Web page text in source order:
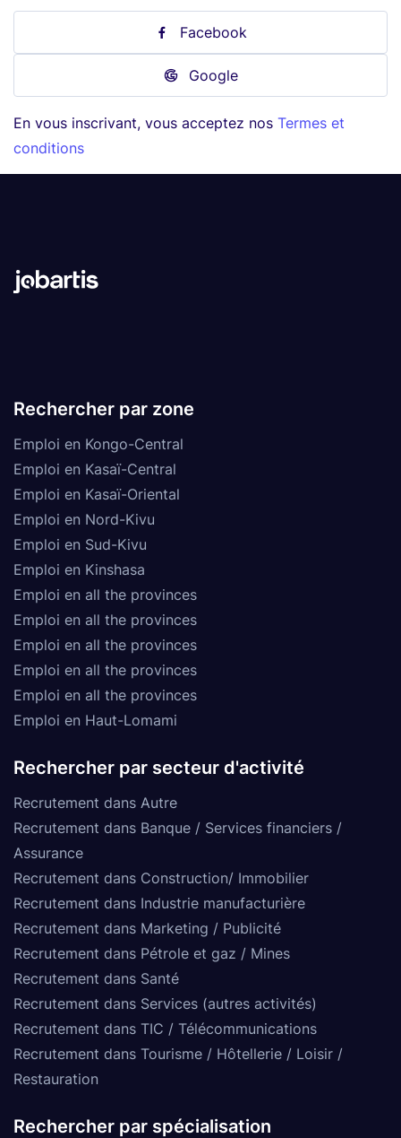
Facebook
Google
En vous inscrivant, vous acceptez nos Termes et
conditions
Rechercher par zone
Emploi en Kongo-Central
Emploi en Kasaï-Central
Emploi en Kasaï-Oriental
Emploi en Nord-Kivu
Emploi en Sud-Kivu
Emploi en Kinshasa
Emploi en all the provinces
Emploi en all the provinces
Emploi en all the provinces
Emploi en all the provinces
Emploi en all the provinces
Emploi en Haut-Lomami
Rechercher par secteur d'activité
Recrutement dans Autre
Recrutement dans Banque / Services financiers /
Assurance
Recrutement dans Construction/ Immobilier
Recrutement dans Industrie manufacturière
Recrutement dans Marketing / Publicité
Recrutement dans Pétrole et gaz / Mines
Recrutement dans Santé
Recrutement dans Services (autres activités)
Recrutement dans TIC / Télécommunications
Recrutement dans Tourisme / Hôtellerie / Loisir /
Restauration
Rechercher par spécialisation